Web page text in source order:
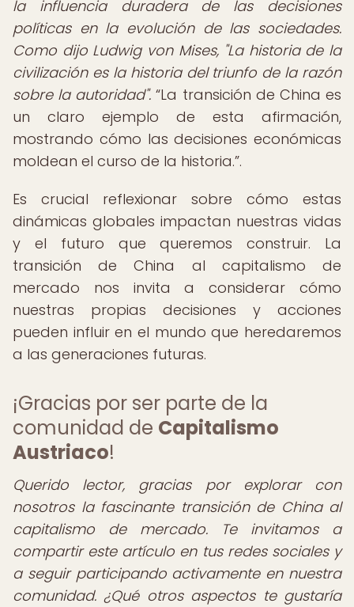
la influencia duradera de las decisiones
políticas en la evolución de las sociedades.
Como dijo Ludwig von Mises, "La historia de la
civilización es la historia del triunfo de la razón
sobre la autoridad". La transición de China es
un claro ejemplo de esta afirmación,
mostrando cómo las decisiones económicas
moldean el curso de la historia. .
Es crucial reflexionar sobre cómo estas
dinámicas globales impactan nuestras vidas
y el futuro que queremos construir. La
transición de China al capitalismo de
mercado nos invita a considerar cómo
nuestras propias decisiones y acciones
pueden influir en el mundo que heredaremos
a las generaciones futuras.
¡Gracias por ser parte de la
comunidad de Capitalismo
Austriaco!
Querido lector, gracias por explorar con
nosotros la fascinante transición de China al
capitalismo de mercado. Te invitamos a
compartir este artículo en tus redes sociales y
a seguir participando activamente en nuestra
comunidad. ¿Qué otros aspectos te gustaría